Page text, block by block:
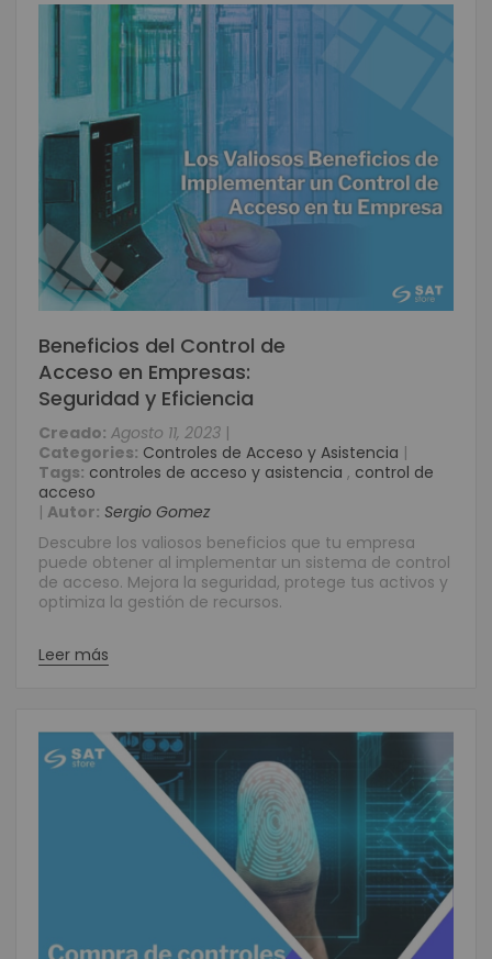
Beneficios del Control de
Acceso en Empresas:
Seguridad y Eficiencia
Creado: Agosto 11, 2023 |
Categories: Controles de Acceso y Asistencia |
Tags: controles de acceso y asistencia , control de
acceso
| Autor: Sergio Gomez
Descubre los valiosos beneficios que tu empresa
puede obtener al implementar un sistema de control
de acceso. Mejora la seguridad, protege tus activos y
optimiza la gestión de recursos.
Leer más